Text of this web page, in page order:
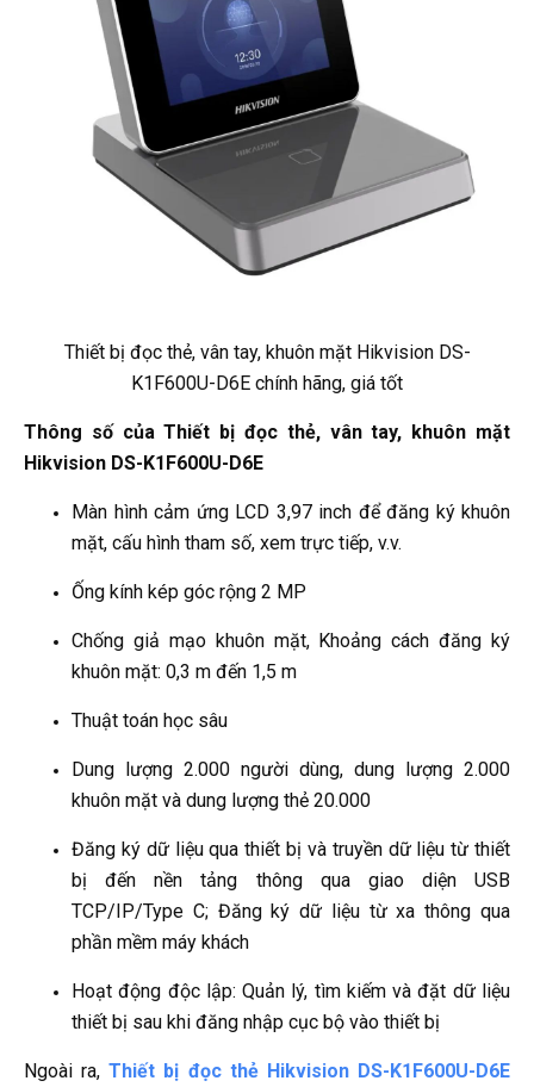
Thiết bị đọc thẻ, vân tay, khuôn mặt Hikvision DS-
K1F600U-D6E chính hãng, giá tốt
Thông số của Thiết bị đọc thẻ, vân tay, khuôn mặt
Hikvision DS-K1F600U-D6E
Màn hình cảm ứng LCD 3,97 inch để đăng ký khuôn
mặt, cấu hình tham số, xem trực tiếp, v.v.
Ống kính kép góc rộng 2 MP
Chống giả mạo khuôn mặt, Khoảng cách đăng ký
khuôn mặt: 0,3 m đến 1,5 m
Thuật toán học sâu
Dung lượng 2.000 người dùng, dung lượng 2.000
khuôn mặt và dung lượng thẻ 20.000
Đăng ký dữ liệu qua thiết bị và truyền dữ liệu từ thiết
bị đến nền tảng thông qua giao diện USB
TCP/IP/Type C; Đăng ký dữ liệu từ xa thông qua
phần mềm máy khách
Hoạt động độc lập: Quản lý, tìm kiếm và đặt dữ liệu
thiết bị sau khi đăng nhập cục bộ vào thiết bị
Ngoài ra,Thiết bị đọc thẻ Hikvision DS-K1F600U-D6E